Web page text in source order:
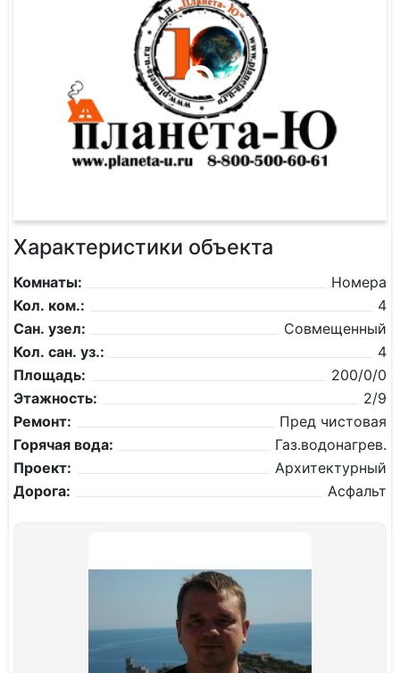
Характеристики объекта
Комнаты:
Номера
Кол. ком.:
4
Сан. узел:
Совмещенный
Кол. сан. уз.:
4
Площадь:
200/0/0
Этажность:
2/9
Ремонт:
Пред чистовая
Горячая вода:
Газ.водонагрев.
Проект:
Архитектурный
Дорога:
Асфальт